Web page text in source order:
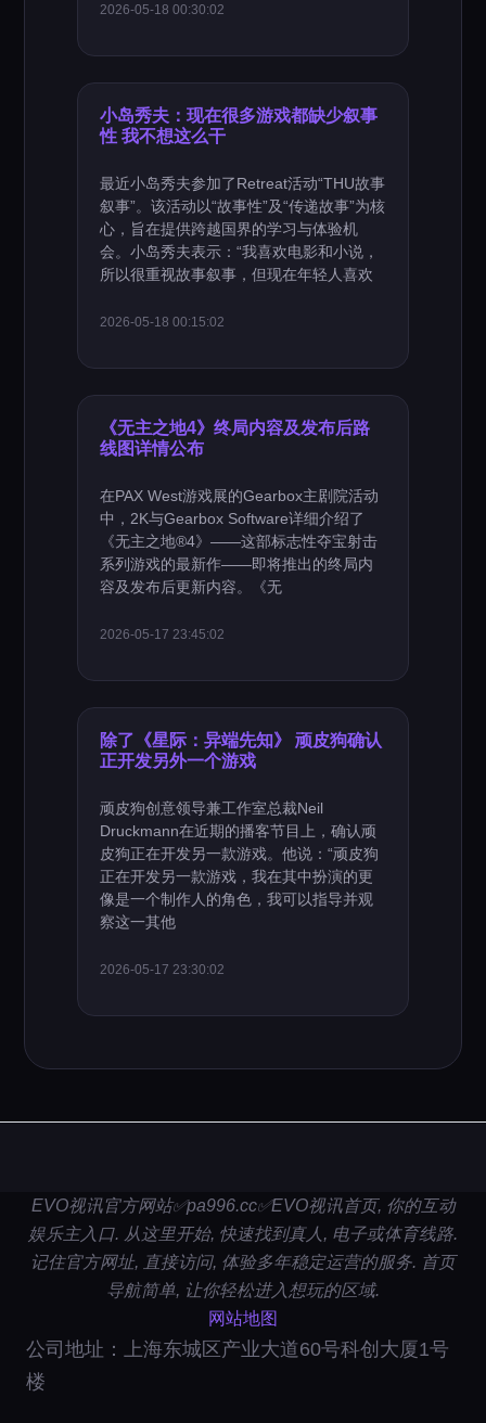
2026-05-18 00:30:02
小岛秀夫：现在很多游戏都缺少叙事
性 我不想这么干
最近小岛秀夫参加了Retreat活动“THU故事
叙事”。该活动以“故事性”及“传递故事”为核
心，旨在提供跨越国界的学习与体验机
会。小岛秀夫表示：“我喜欢电影和小说，
所以很重视故事叙事，但现在年轻人喜欢
2026-05-18 00:15:02
《无主之地4》终局内容及发布后路
线图详情公布
在PAX West游戏展的Gearbox主剧院活动
中，2K与Gearbox Software详细介绍了
《无主之地®4》——这部标志性夺宝射击
系列游戏的最新作——即将推出的终局内
容及发布后更新内容。《无
2026-05-17 23:45:02
除了《星际：异端先知》 顽皮狗确认
正开发另外一个游戏
顽皮狗创意领导兼工作室总裁Neil
Druckmann在近期的播客节目上，确认顽
皮狗正在开发另一款游戏。他说：“顽皮狗
正在开发另一款游戏，我在其中扮演的更
像是一个制作人的角色，我可以指导并观
察这一其他
2026-05-17 23:30:02
EVO视讯官方网站✅pa996.cc✅EVO视讯首页, 你的互动
娱乐主入口. 从这里开始, 快速找到真人, 电子或体育线路.
记住官方网址, 直接访问, 体验多年稳定运营的服务. 首页
导航简单, 让你轻松进入想玩的区域.
网站地图
公司地址：上海东城区产业大道60号科创大厦1号
楼